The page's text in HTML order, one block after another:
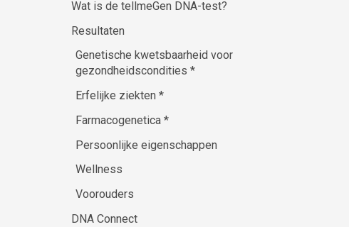
Wat is de tellmeGen DNA-test?
Resultaten
Genetische kwetsbaarheid voor
gezondheidscondities *
Erfelijke ziekten *
Farmacogenetica *
Persoonlijke eigenschappen
Wellness
Voorouders
DNA Connect